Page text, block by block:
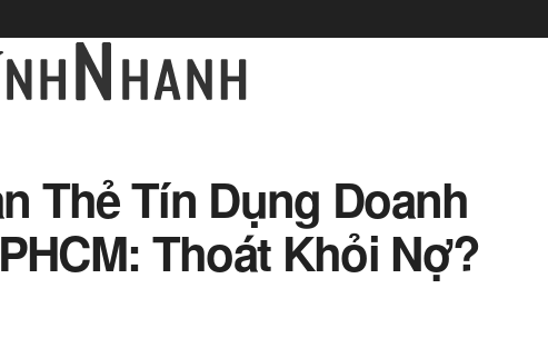
Thẻ Tín Dụng Doanh
Thoát Khỏi Nợ?